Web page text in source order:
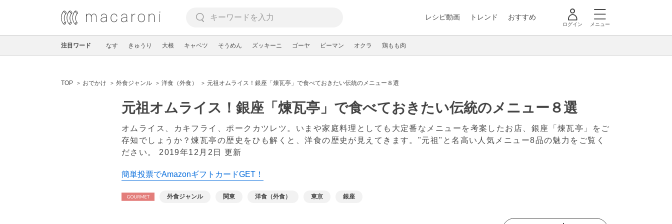
レシピ動画 トレンド おすすめ
ログイン メニュー
注目ワード なす きゅうり 大根 キャベツ そうめん ズッキーニ ゴーヤ ピーマン オクラ 鶏もも肉
TOP おでかけ 外食ジャンル 洋食（外食） 元祖オムライス！銀座「煉瓦亭」で食べておきたい伝統のメニュー８選
元祖オムライス！銀座「煉瓦亭」で食べておきたい伝統のメニュー８選
オムライス、カキフライ、ポークカツレツ。いまや家庭料理としても大定番なメニューを考案したお店、銀座「煉瓦亭」をご
存知でしょうか？煉瓦亭の歴史をひも解くと、洋食の歴史が見えてきます。"元祖"と名高い人気メニュー8品の魅力をご覧く
ださい。 2019年12月2日 更新
簡単投票でAmazonギフトカードGET！
外食ジャンル 関東 洋食（外食） 東京 銀座